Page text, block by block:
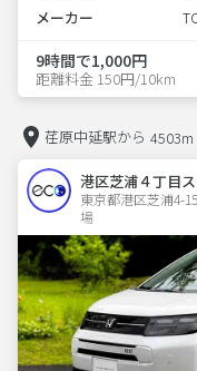
メーカー
9時間で1,000円
距離料金 150円/10km
荏原中延駅から 4503m
港区芝浦４丁目
東京都港区芝浦4-
場